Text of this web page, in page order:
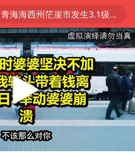
青海海西州茫崖市发生3.1级地震
以“新”破局 首发经济点亮城市消费活力
我国编制完成新版全月地质图
台风白海豚登陆地点更新
看守所辅警收受10万获刑1年
台风白海豚进入48小时警戒线
吉林一“温度计大楼”读数爆表
24小时不关空调 电费会更低吗